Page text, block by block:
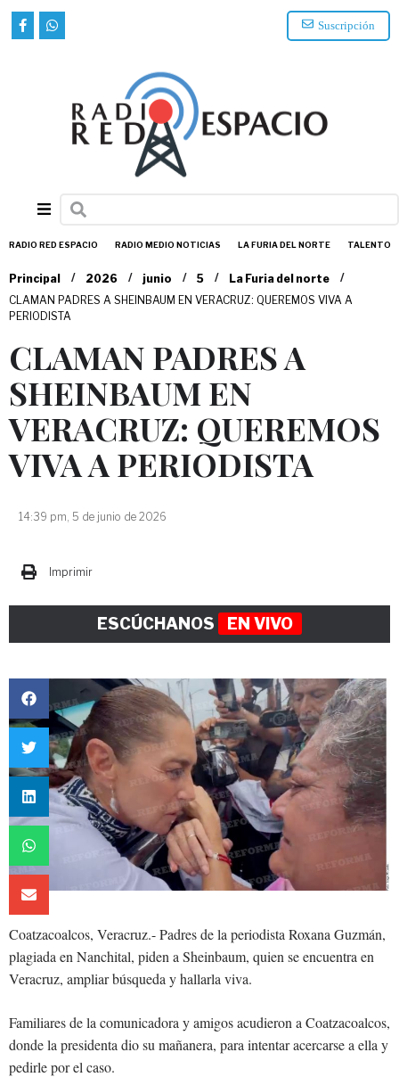
Suscripción
RADIO RED ESPACIO RADIO MEDIO NOTICIAS LA FURIA DEL NORTE TALENTO
Principal / 2026 / junio / 5 / La Furia del norte
/
CLAMAN PADRES A SHEINBAUM EN VERACRUZ: QUEREMOS VIVA A
PERIODISTA
CLAMAN PADRES A
SHEINBAUM EN
VERACRUZ: QUEREMOS
VIVA A PERIODISTA
14:39 pm, 5 de junio de 2026
Imprimir
ESCÚCHANOS EN VIVO
Coatzacoalcos, Veracruz.- Padres de la periodista Roxana Guzmán,
plagiada en Nanchital, piden a Sheinbaum, quien se encuentra en
Veracruz, ampliar búsqueda y hallarla viva.
Familiares de la comunicadora y amigos acudieron a Coatzacoalcos,
donde la presidenta dio su mañanera, para intentar acercarse a ella y
pedirle por el caso.